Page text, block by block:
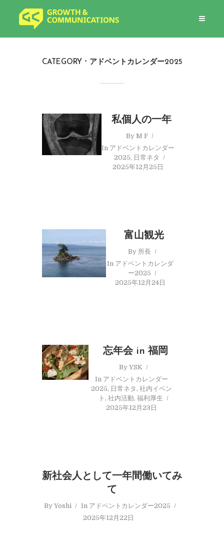
CATEGORY アドベントカレンダー2025
私個人の一年
By M F
In アドベントカレンダー
2025, 日常ネタ
2025年12月25日
富山観光
By 所長
In アドベントカレンダ
ー2025
2025年12月24日
忘年会 in 福岡
By YSK
In アドベントカレンダー
2025, 日常ネタ ,社内イベン
ト , 社内活動, 福利厚生
2025年12月23日
新社会人として一年間働いてみ
て
By Yoshi In アドベントカレンダー2025
2025年12月22日